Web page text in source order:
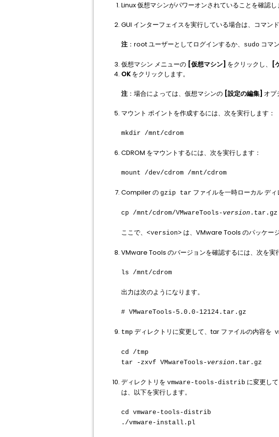
Linux 仮想マシンがパワーオンされていることを確認し
GUI インターフェイスを実行している場合は、コマン
注：root ユーザーとしてログインするか、 sudo コマ
仮想マシン メニューの [仮想マシン] をクリックし、 [
OKをクリックします。
注：場合によっては、仮想マシンの [設定の編集] オプ
マウント ポイントを作成するには、次を実行します：
mkdir /mnt/cdrom
CDROM をマウントするには、次を実行します：
mount /dev/cdrom /mnt/cdrom
Compiler の gzip tar ファイルを一時ローカル デ
cp /mnt/cdrom/VMwareTools- version .tar.gz
ここで、 <version> は、VMware Tools のパッケー
VMware Tools のバージョンを確認するには、次を実
ls /mnt/cdrom
出力は次のようになります。
# VMwareTools-5.0.0-12124.tar.gz
tmp ディレクトリに変更して、tar ファイルの内容を
cd /tmp
tar -zxvf VMwareTools- version .tar.gz
ディレクトリを vmware-tools-distrib に変更して
は、以下を実行します。
cd vmware-tools-distrib
./vmware-install.pl